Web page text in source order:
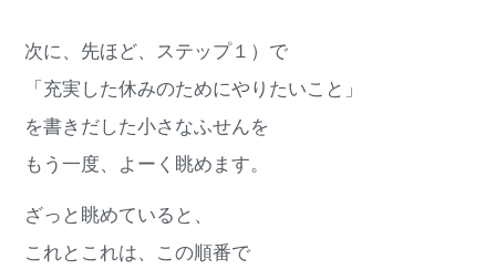
次に、先ほど、ステップ１）で
「充実した休みのためにやりたいこと」
を書きだした小さなふせんを
もう一度、よーく眺めます。
ざっと眺めていると、
これとこれは、この順番で